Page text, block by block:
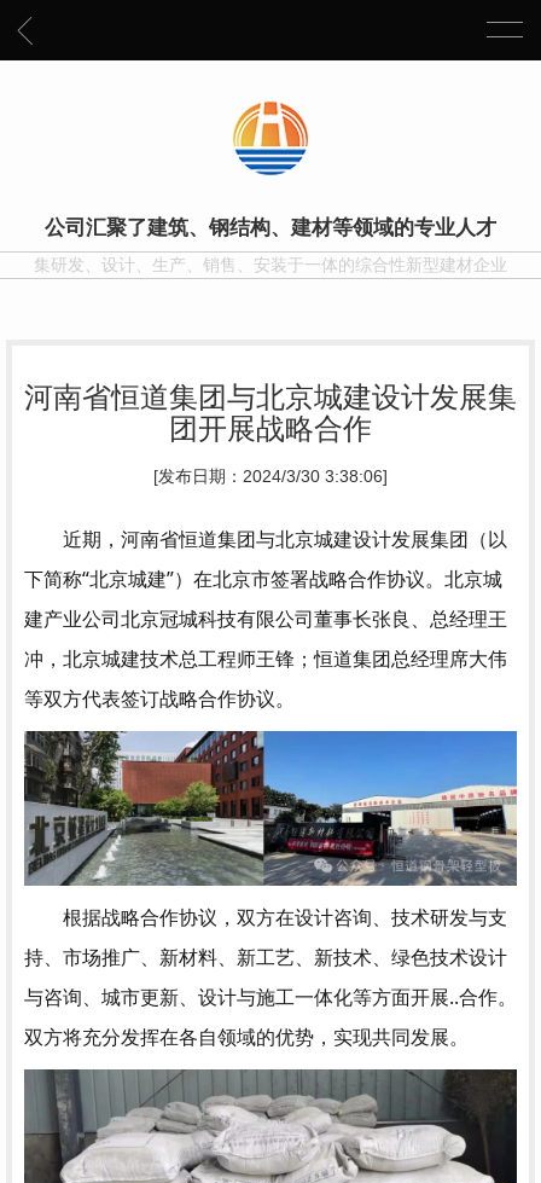
公司汇聚了建筑、钢结构、建材等领域的专业人才
集研发、设计、生产、销售、安装于一体的综合性新型建材企业
河南省恒道集团与北京城建设计发展集
团开展战略合作
[发布日期：2024/3/30 3:38:06]
近期，河南省恒道集团与北京城建设计发展集团（以
下简称“北京城建”）在北京市签署战略合作协议。北京城
建产业公司北京冠城科技有限公司董事长张良、总经理王
冲，北京城建技术总工程师王锋；恒道集团总经理席大伟
等双方代表签订战略合作协议。
根据战略合作协议，双方在设计咨询、技术研发与支
持、市场推广、新材料、新工艺、新技术、绿色技术设计
与咨询、城市更新、设计与施工一体化等方面开展..合作。
双方将充分发挥在各自领域的优势，实现共同发展。